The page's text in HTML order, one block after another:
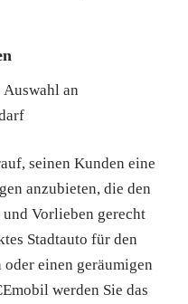
an
seinen Kunden eine
anzubieten, die den
Vorlieben gerecht
Stadtauto für den
einen geräumigen
werden Sie das